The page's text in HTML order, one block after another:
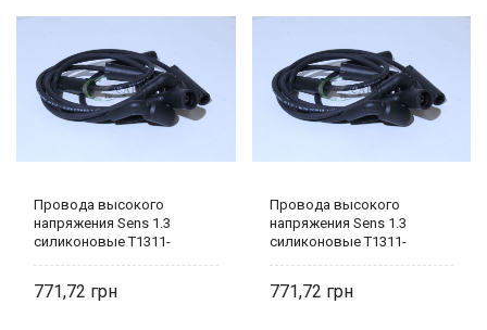
Провода высокого
напряжения Sens 1.3
силиконовые T1311-
771,72
Провода высокого
напряжения Sens 1.3
силиконовые T1311-
771,72